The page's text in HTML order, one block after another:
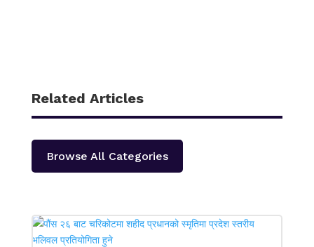
Related Articles
Browse All Categories